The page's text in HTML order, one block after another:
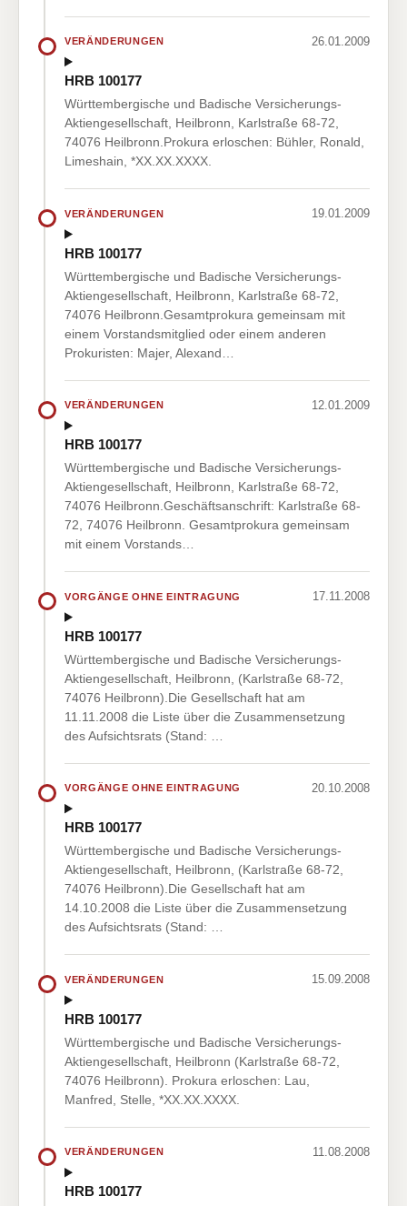
VERÄNDERUNGEN 26.01.2009
HRB 100177
Württembergische und Badische Versicherungs-
Aktiengesellschaft, Heilbronn, Karlstraße 68-72,
74076 Heilbronn.Prokura erloschen: Bühler, Ronald,
Limeshain, *XX.XX.XXXX.
VERÄNDERUNGEN 19.01.2009
HRB 100177
Württembergische und Badische Versicherungs-
Aktiengesellschaft, Heilbronn, Karlstraße 68-72,
74076 Heilbronn.Gesamtprokura gemeinsam mit
einem Vorstandsmitglied oder einem anderen
Prokuristen: Majer, Alexand…
VERÄNDERUNGEN 12.01.2009
HRB 100177
Württembergische und Badische Versicherungs-
Aktiengesellschaft, Heilbronn, Karlstraße 68-72,
74076 Heilbronn.Geschäftsanschrift: Karlstraße 68-
72, 74076 Heilbronn. Gesamtprokura gemeinsam
mit einem Vorstands…
VORGÄNGE OHNE EINTRAGUNG 17.11.2008
HRB 100177
Württembergische und Badische Versicherungs-
Aktiengesellschaft, Heilbronn, (Karlstraße 68-72,
74076 Heilbronn).Die Gesellschaft hat am
11.11.2008 die Liste über die Zusammensetzung
des Aufsichtsrats (Stand: …
VORGÄNGE OHNE EINTRAGUNG 20.10.2008
HRB 100177
Württembergische und Badische Versicherungs-
Aktiengesellschaft, Heilbronn, (Karlstraße 68-72,
74076 Heilbronn).Die Gesellschaft hat am
14.10.2008 die Liste über die Zusammensetzung
des Aufsichtsrats (Stand: …
VERÄNDERUNGEN 15.09.2008
HRB 100177
Württembergische und Badische Versicherungs-
Aktiengesellschaft, Heilbronn (Karlstraße 68-72,
74076 Heilbronn). Prokura erloschen: Lau,
Manfred, Stelle, *XX.XX.XXXX.
VERÄNDERUNGEN 11.08.2008
HRB 100177